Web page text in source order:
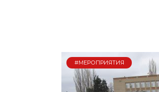
#МЕРОПРИЯТИЯ